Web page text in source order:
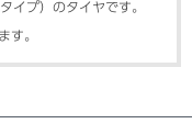
イプ）のタイヤです。
す。